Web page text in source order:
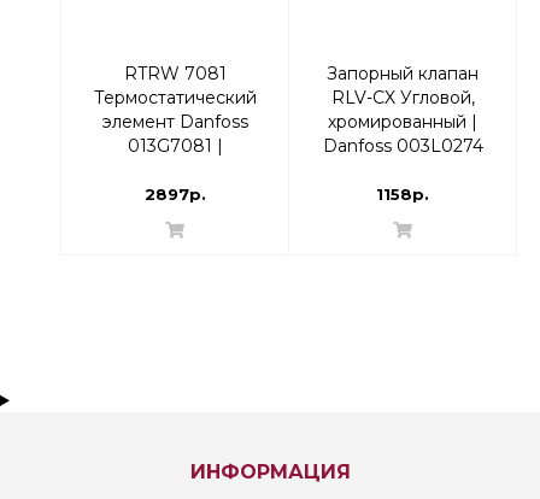
RTRW 7081
Термостатический
элемент Danfoss
013G7081 |
2897р.
Запорный клапан
RLV-CX Угловой,
хромированный |
Danfoss 003L0274
1158р.
ИНФОРМАЦИЯ